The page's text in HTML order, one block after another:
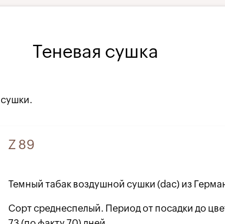
Теневая сушка
сушки.
Z 89
Темный табак воздушной сушки (dac) из
Сорт среднеспелый. Период от посадки до